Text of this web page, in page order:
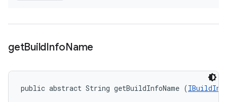
getBuildInfoName
public abstract String getBuildInfoName (